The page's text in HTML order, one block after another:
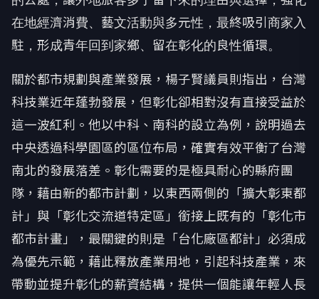
在地經濟消費、藝文活動與多元性，最終吸引商家入
駐，形成青年回到家鄉、留在彰化的良性循環。
關於都市規劃與產業發展，楊子賢議員則指出，台灣
科技業近年蓬勃發展，但彰化卻相對沒有直接受益於
這一波紅利。他以中科、南科的設立為例，說明過去
中央透過科學園區的區位布局，確實有效平衡了台灣
南北的發展落差。彰化需要的是極具耐心的縣府團
隊，藉由新的都市計劃，以東西兩側的「擴大彰東都
計」與「彰化交流道特定區」銜接上既有的「彰化市
都市計畫」，最關鍵的則是「台化廠區都計」必須成
為優先示範，藉此釋放產業用地，引起科技產業，來
帶動並提升彰化的薪資結構，提供一個能讓年輕人長